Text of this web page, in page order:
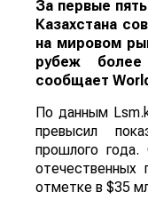
За первые
Казахстана
на мировом
рубеж
сообщает
По данным
превысил
прошлого года.
отечественных
отметке в $35